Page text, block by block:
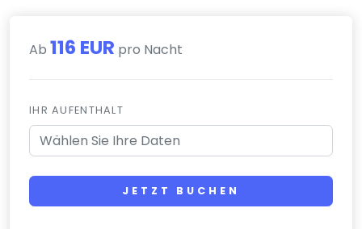
Ab 116 EUR pro Nacht
IHR AUFENTHALT
JETZT BUCHEN